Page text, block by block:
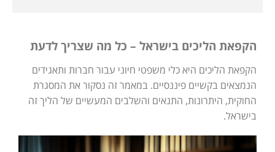
הקפאת הליכים בישראל – כל מה שצריך לדעת
הקפאת הליכים היא כלי משפטי חיוני עבור חברות ותאגידים
הנמצאים בקשיים פיננסיים. במאמר זה נסקור את המסגרת
החוקית, היתרונות, התנאים והשלבים המעשיים של הליך זה
בישראל.